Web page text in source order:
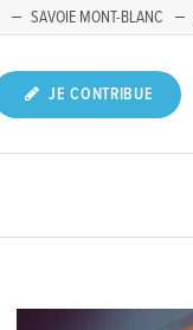
SAVOIE MONT-BLANC
JE CONTRIBUE